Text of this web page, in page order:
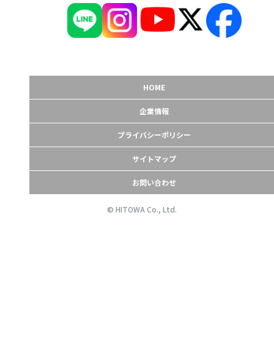
HOME
企業情報
プライバシーポリシー
サイトマップ
お問い合わせ
© HITOWA Co., Ltd.